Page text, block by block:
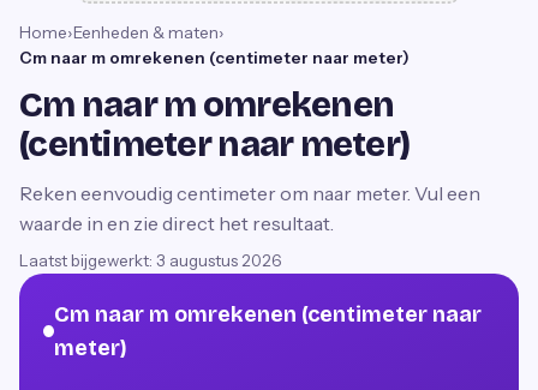
Home›Eenheden & maten›
Cm naar m omrekenen (centimeter naar meter)
Cm naar m omrekenen
(centimeter naar meter)
Reken eenvoudig centimeter om naar meter. Vul een
waarde in en zie direct het resultaat.
Laatst bijgewerkt: 3 augustus 2026
Cm naar m omrekenen (centimeter naar
meter)